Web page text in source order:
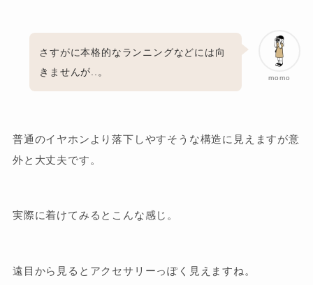
momo
さすがに本格的なランニングなどには向
きませんが..。
普通のイヤホンより落下しやすそうな構造に見えますが意
外と大丈夫です。
実際に着けてみるとこんな感じ。
遠目から見るとアクセサリーっぽく見えますね。